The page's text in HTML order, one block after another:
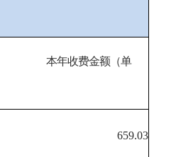
本年收费金额（单
659.03